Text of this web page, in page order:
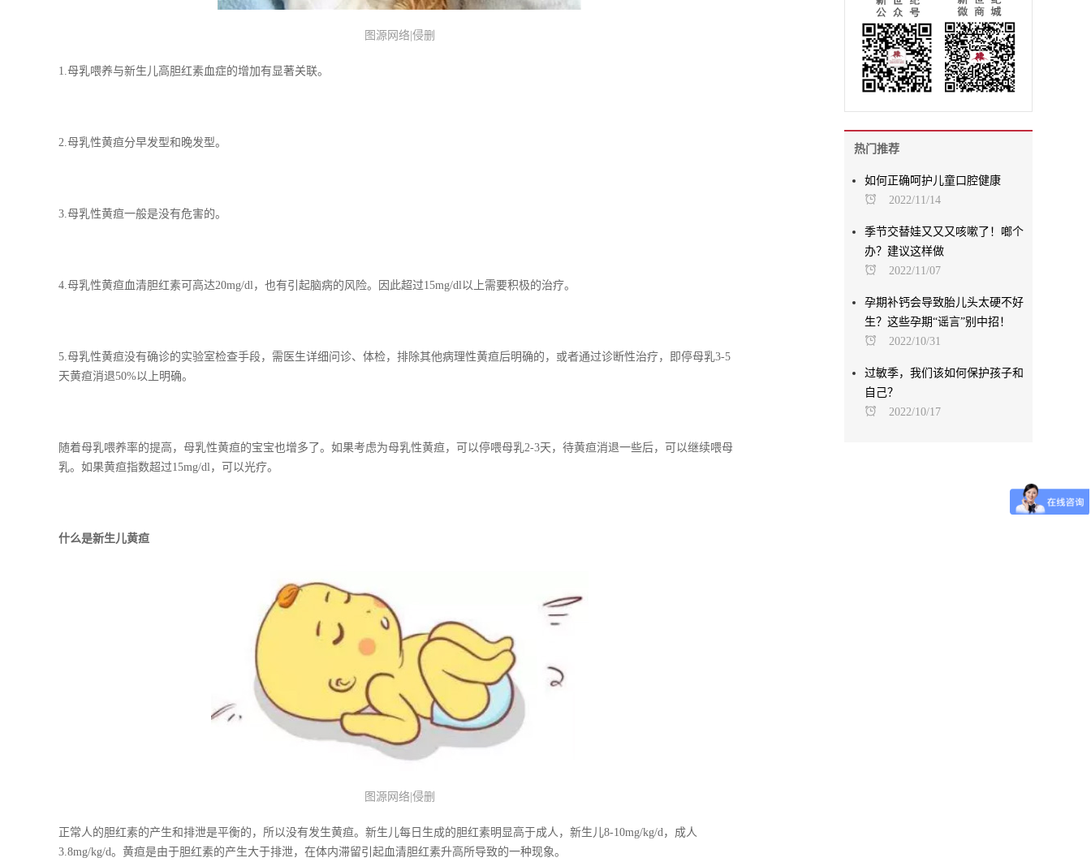
图源网络|侵删
1.母乳喂养与新生儿高胆红素血症的增加有显著关联。
2.母乳性黄疸分早发型和晚发型。
3.母乳性黄疸一般是没有危害的。
4.母乳性黄疸血清胆红素可高达20mg/dl，也有引起脑病的风险。因此超过15mg/dl以上需要积极的治疗。
5.母乳性黄疸没有确诊的实验室检查手段，需医生详细问诊、体检，排除其他病理性黄疸后明确的，或者通过诊断性治疗，即停母乳3-5
天黄疸消退50%以上明确。
随着母乳喂养率的提高，母乳性黄疸的宝宝也增多了。如果考虑为母乳性黄疸，可以停喂母乳2-3天，待黄疸消退一些后，可以继续喂母
乳。如果黄疸指数超过15mg/dl，可以光疗。
什么是新生儿黄疸
图源网络|侵删
正常人的胆红素的产生和排泄是平衡的，所以没有发生黄疸。新生儿每日生成的胆红素明显高于成人，新生儿8-10mg/kg/d，成人
3.8mg/kg/d。黄疸是由于胆红素的产生大于排泄，在体内滞留引起血清胆红素升高所导致的一种现象。
热门推荐
如何正确呵护儿童口腔健康
2022/11/14
季节交替娃又又又咳嗽了！啷个
办？建议这样做
2022/11/07
孕期补钙会导致胎儿头太硬不好
生？这些孕期“谣言”别中招！
2022/10/31
过敏季，我们该如何保护孩子和
自己？
2022/10/17